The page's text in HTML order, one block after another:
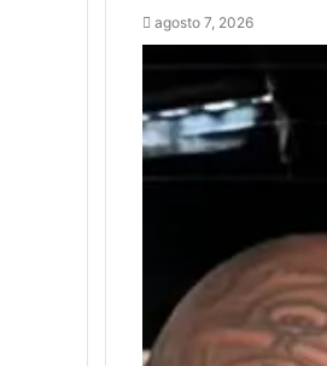
agosto 7, 2026